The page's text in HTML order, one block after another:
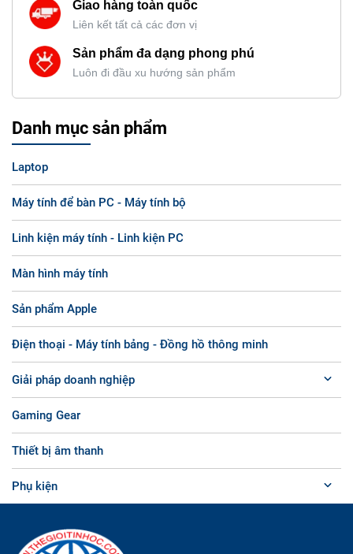
Giao hàng toàn quốc
Liên kết tất cả các đơn vị
Sản phẩm đa dạng phong phú
Luôn đi đầu xu hướng sản phẩm
Danh mục sản phẩm
Laptop
Máy tính để bàn PC - Máy tính bộ
Linh kiện máy tính - Linh kiện PC
Màn hình máy tính
Sản phẩm Apple
Điện thoại - Máy tính bảng - Đồng hồ thông minh
Giải pháp doanh nghiệp
Gaming Gear
Thiết bị âm thanh
Phụ kiện